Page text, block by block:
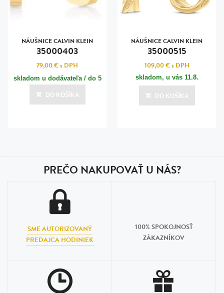
NÁUŠNICE CALVIN KLEIN
35000403
79,00 €s DPH
skladom u dodávateľa / do 5
dní
Posledná aktualizácia dnes o 18:00
DO KOŠÍKA
NÁUŠNICE CALVIN KLEIN
35000515
109,00 €s DPH
skladom, u vás 11.8.
DO KOŠÍKA
PREČO NAKUPOVAŤ U NÁS?
SME AUTORIZOVANÝ
PREDAJCA HODINIEK
100% SPOKOJNOSŤ
ZÁKAZNÍKOV